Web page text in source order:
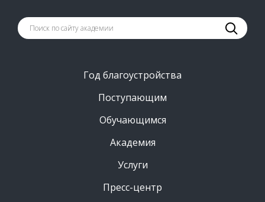
Год благоустройства
Поступающим
Обучающимся
Академия
Услуги
Пресс-центр